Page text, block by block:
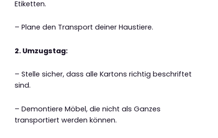
Etiketten.
– Plane den Transport deiner Haustiere.
2. Umzugstag:
– Stelle sicher, dass alle Kartons richtig beschriftet
sind.
– Demontiere Möbel, die nicht als Ganzes
transportiert werden können.